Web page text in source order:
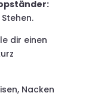
dir einen
Nacken